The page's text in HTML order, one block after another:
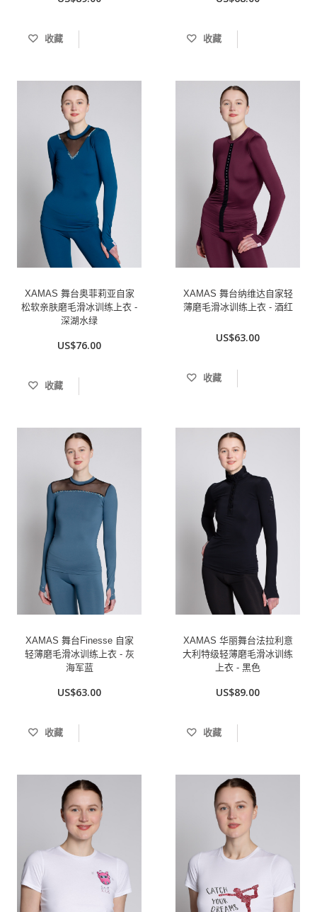
收藏 收藏
XAMAS 舞台奥菲莉亚自家
松软亲肤磨毛滑冰训练上衣 -
深湖水绿
US$76.00
收藏
XAMAS 舞台纳维达自家轻
薄磨毛滑冰训练上衣 - 酒红
US$63.00
收藏
XAMAS 舞台Finesse 自家
轻薄磨毛滑冰训练上衣 - 灰
海军蓝
US$63.00
收藏
XAMAS 华丽舞台法拉利意
大利特级轻薄磨毛滑冰训练
上衣 - 黑色
US$89.00
收藏